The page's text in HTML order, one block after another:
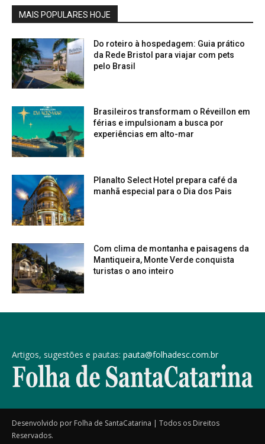
MAIS POPULARES HOJE
Do roteiro à hospedagem: Guia prático
da Rede Bristol para viajar com pets
pelo Brasil
Brasileiros transformam o Réveillon em
férias e impulsionam a busca por
experiências em alto-mar
Planalto Select Hotel prepara café da
manhã especial para o Dia dos Pais
Com clima de montanha e paisagens da
Mantiqueira, Monte Verde conquista
turistas o ano inteiro
Artigos, sugestões e pautas: pauta@folhadesc.com.br
Desenvolvido por Folha de SantaCatarina | Todos os Direitos
Reservados.